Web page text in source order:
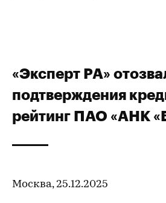
«Эксперт РА»
подтверждения
рейтинг ПАО «АНК
Москва, 25.12.2025